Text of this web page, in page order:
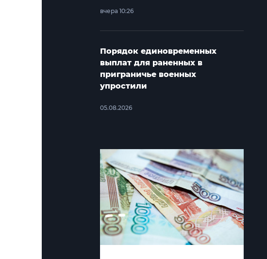
вчера 10:26
Порядок единовременных
выплат для раненных в
приграничье военных
упростили
05.08.2026